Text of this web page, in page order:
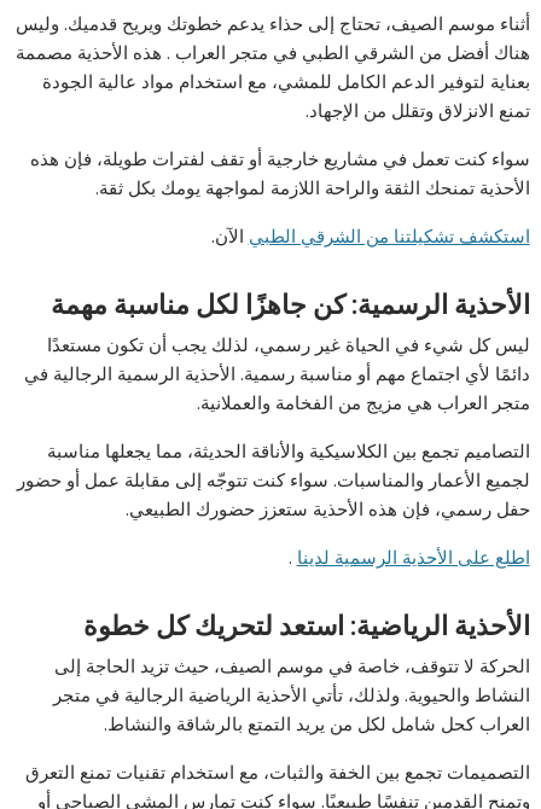
أثناء موسم الصيف، تحتاج إلى حذاء يدعم خطوتك ويريح قدميك. وليس
هناك أفضل من الشرقي الطبي في متجر العراب . هذه الأحذية مصممة
بعناية لتوفير الدعم الكامل للمشي، مع استخدام مواد عالية الجودة
تمنع الانزلاق وتقلل من الإجهاد.
سواء كنت تعمل في مشاريع خارجية أو تقف لفترات طويلة، فإن هذه
الأحذية تمنحك الثقة والراحة اللازمة لمواجهة يومك بكل ثقة.
استكشف تشكيلتنا من الشرقي الطبي الآن.
الأحذية الرسمية: كن جاهزًا لكل مناسبة مهمة
ليس كل شيء في الحياة غير رسمي، لذلك يجب أن تكون مستعدًا
دائمًا لأي اجتماع مهم أو مناسبة رسمية. الأحذية الرسمية الرجالية في
متجر العراب هي مزيج من الفخامة والعملانية.
التصاميم تجمع بين الكلاسيكية والأناقة الحديثة، مما يجعلها مناسبة
لجميع الأعمار والمناسبات. سواء كنت تتوجّه إلى مقابلة عمل أو حضور
حفل رسمي، فإن هذه الأحذية ستعزز حضورك الطبيعي.
اطلع على الأحذية الرسمية لدينا .
الأحذية الرياضية: استعد لتحريك كل خطوة
الحركة لا تتوقف، خاصة في موسم الصيف، حيث تزيد الحاجة إلى
النشاط والحيوية. ولذلك، تأتي الأحذية الرياضية الرجالية في متجر
العرابكحل شامل لكل من يريد التمتع بالرشاقة والنشاط.
التصميمات تجمع بين الخفة والثبات، مع استخدام تقنيات تمنع التعرق
وتمنح القدمين تنفسًا طبيعيًا. سواء كنت تمارس المشي الصباحي أو